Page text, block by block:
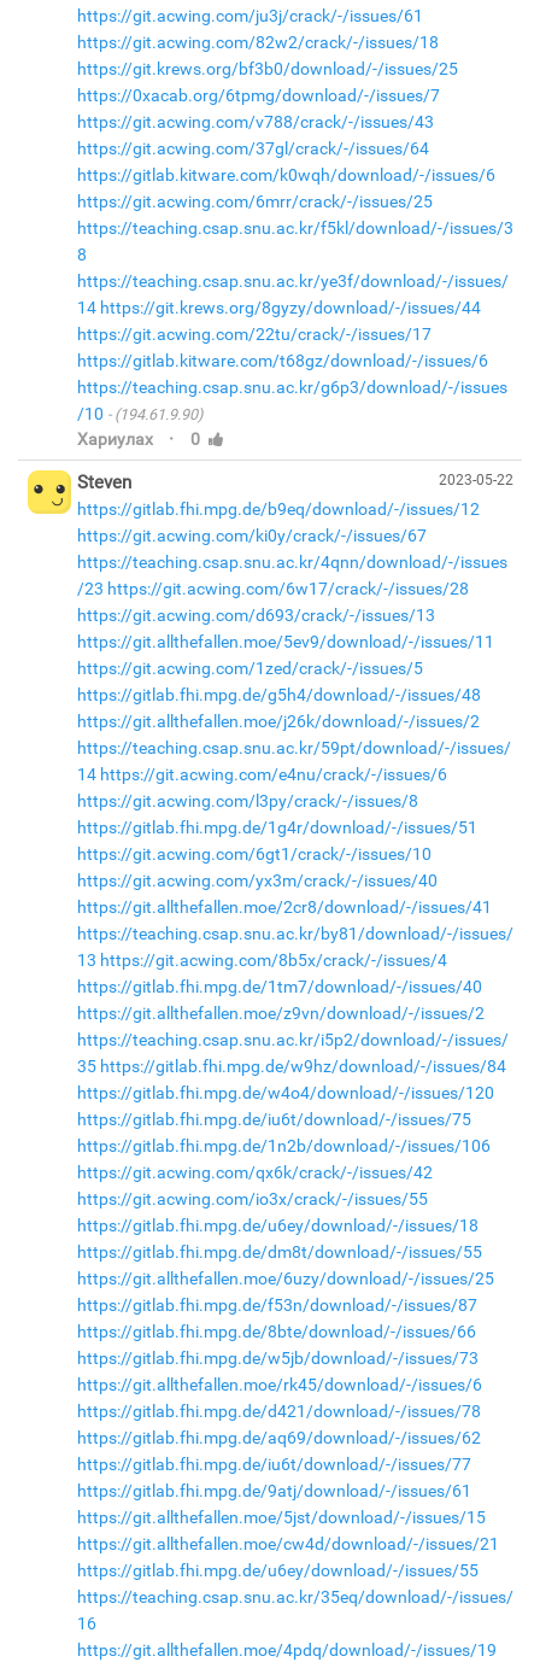
https://git.acwing.com/ju3j/crack/-/issues/61
https://git.acwing.com/82w2/crack/-/issues/18
https://git.krews.org/bf3b0/download/-/issues/25
https://0xacab.org/6tpmg/download/-/issues/7
https://git.acwing.com/v788/crack/-/issues/43
https://git.acwing.com/37gl/crack/-/issues/64
https://gitlab.kitware.com/k0wqh/download/-/issues/6
https://git.acwing.com/6mrr/crack/-/issues/25
https://teaching.csap.snu.ac.kr/f5kl/download/-/issues/3
8
https://teaching.csap.snu.ac.kr/ye3f/download/-/issues/
14 https://git.krews.org/8gyzy/download/-/issues/44
https://git.acwing.com/22tu/crack/-/issues/17
https://gitlab.kitware.com/t68gz/download/-/issues/6
https://teaching.csap.snu.ac.kr/g6p3/download/-/issues
/10
(194.61.9.90)
Хариулах · 0
2023-05-22
Steven
https://gitlab.fhi.mpg.de/b9eq/download/-/issues/12
https://git.acwing.com/ki0y/crack/-/issues/67
https://teaching.csap.snu.ac.kr/4qnn/download/-/issues
/23 https://git.acwing.com/6w17/crack/-/issues/28
https://git.acwing.com/d693/crack/-/issues/13
https://git.allthefallen.moe/5ev9/download/-/issues/11
https://git.acwing.com/1zed/crack/-/issues/5
https://gitlab.fhi.mpg.de/g5h4/download/-/issues/48
https://git.allthefallen.moe/j26k/download/-/issues/2
https://teaching.csap.snu.ac.kr/59pt/download/-/issues/
14 https://git.acwing.com/e4nu/crack/-/issues/6
https://git.acwing.com/l3py/crack/-/issues/8
https://gitlab.fhi.mpg.de/1g4r/download/-/issues/51
https://git.acwing.com/6gt1/crack/-/issues/10
https://git.acwing.com/yx3m/crack/-/issues/40
https://git.allthefallen.moe/2cr8/download/-/issues/41
https://teaching.csap.snu.ac.kr/by81/download/-/issues/
13 https://git.acwing.com/8b5x/crack/-/issues/4
https://gitlab.fhi.mpg.de/1tm7/download/-/issues/40
https://git.allthefallen.moe/z9vn/download/-/issues/2
https://teaching.csap.snu.ac.kr/i5p2/download/-/issues/
35 https://gitlab.fhi.mpg.de/w9hz/download/-/issues/84
https://gitlab.fhi.mpg.de/w4o4/download/-/issues/120
https://gitlab.fhi.mpg.de/iu6t/download/-/issues/75
https://gitlab.fhi.mpg.de/1n2b/download/-/issues/106
https://git.acwing.com/qx6k/crack/-/issues/42
https://git.acwing.com/io3x/crack/-/issues/55
https://gitlab.fhi.mpg.de/u6ey/download/-/issues/18
https://gitlab.fhi.mpg.de/dm8t/download/-/issues/55
https://git.allthefallen.moe/6uzy/download/-/issues/25
https://gitlab.fhi.mpg.de/f53n/download/-/issues/87
https://gitlab.fhi.mpg.de/8bte/download/-/issues/66
https://gitlab.fhi.mpg.de/w5jb/download/-/issues/73
https://git.allthefallen.moe/rk45/download/-/issues/6
https://gitlab.fhi.mpg.de/d421/download/-/issues/78
https://gitlab.fhi.mpg.de/aq69/download/-/issues/62
https://gitlab.fhi.mpg.de/iu6t/download/-/issues/77
https://gitlab.fhi.mpg.de/9atj/download/-/issues/61
https://git.allthefallen.moe/5jst/download/-/issues/15
https://git.allthefallen.moe/cw4d/download/-/issues/21
https://gitlab.fhi.mpg.de/u6ey/download/-/issues/55
https://teaching.csap.snu.ac.kr/35eq/download/-/issues/
16
https://git.allthefallen.moe/4pdq/download/-/issues/19